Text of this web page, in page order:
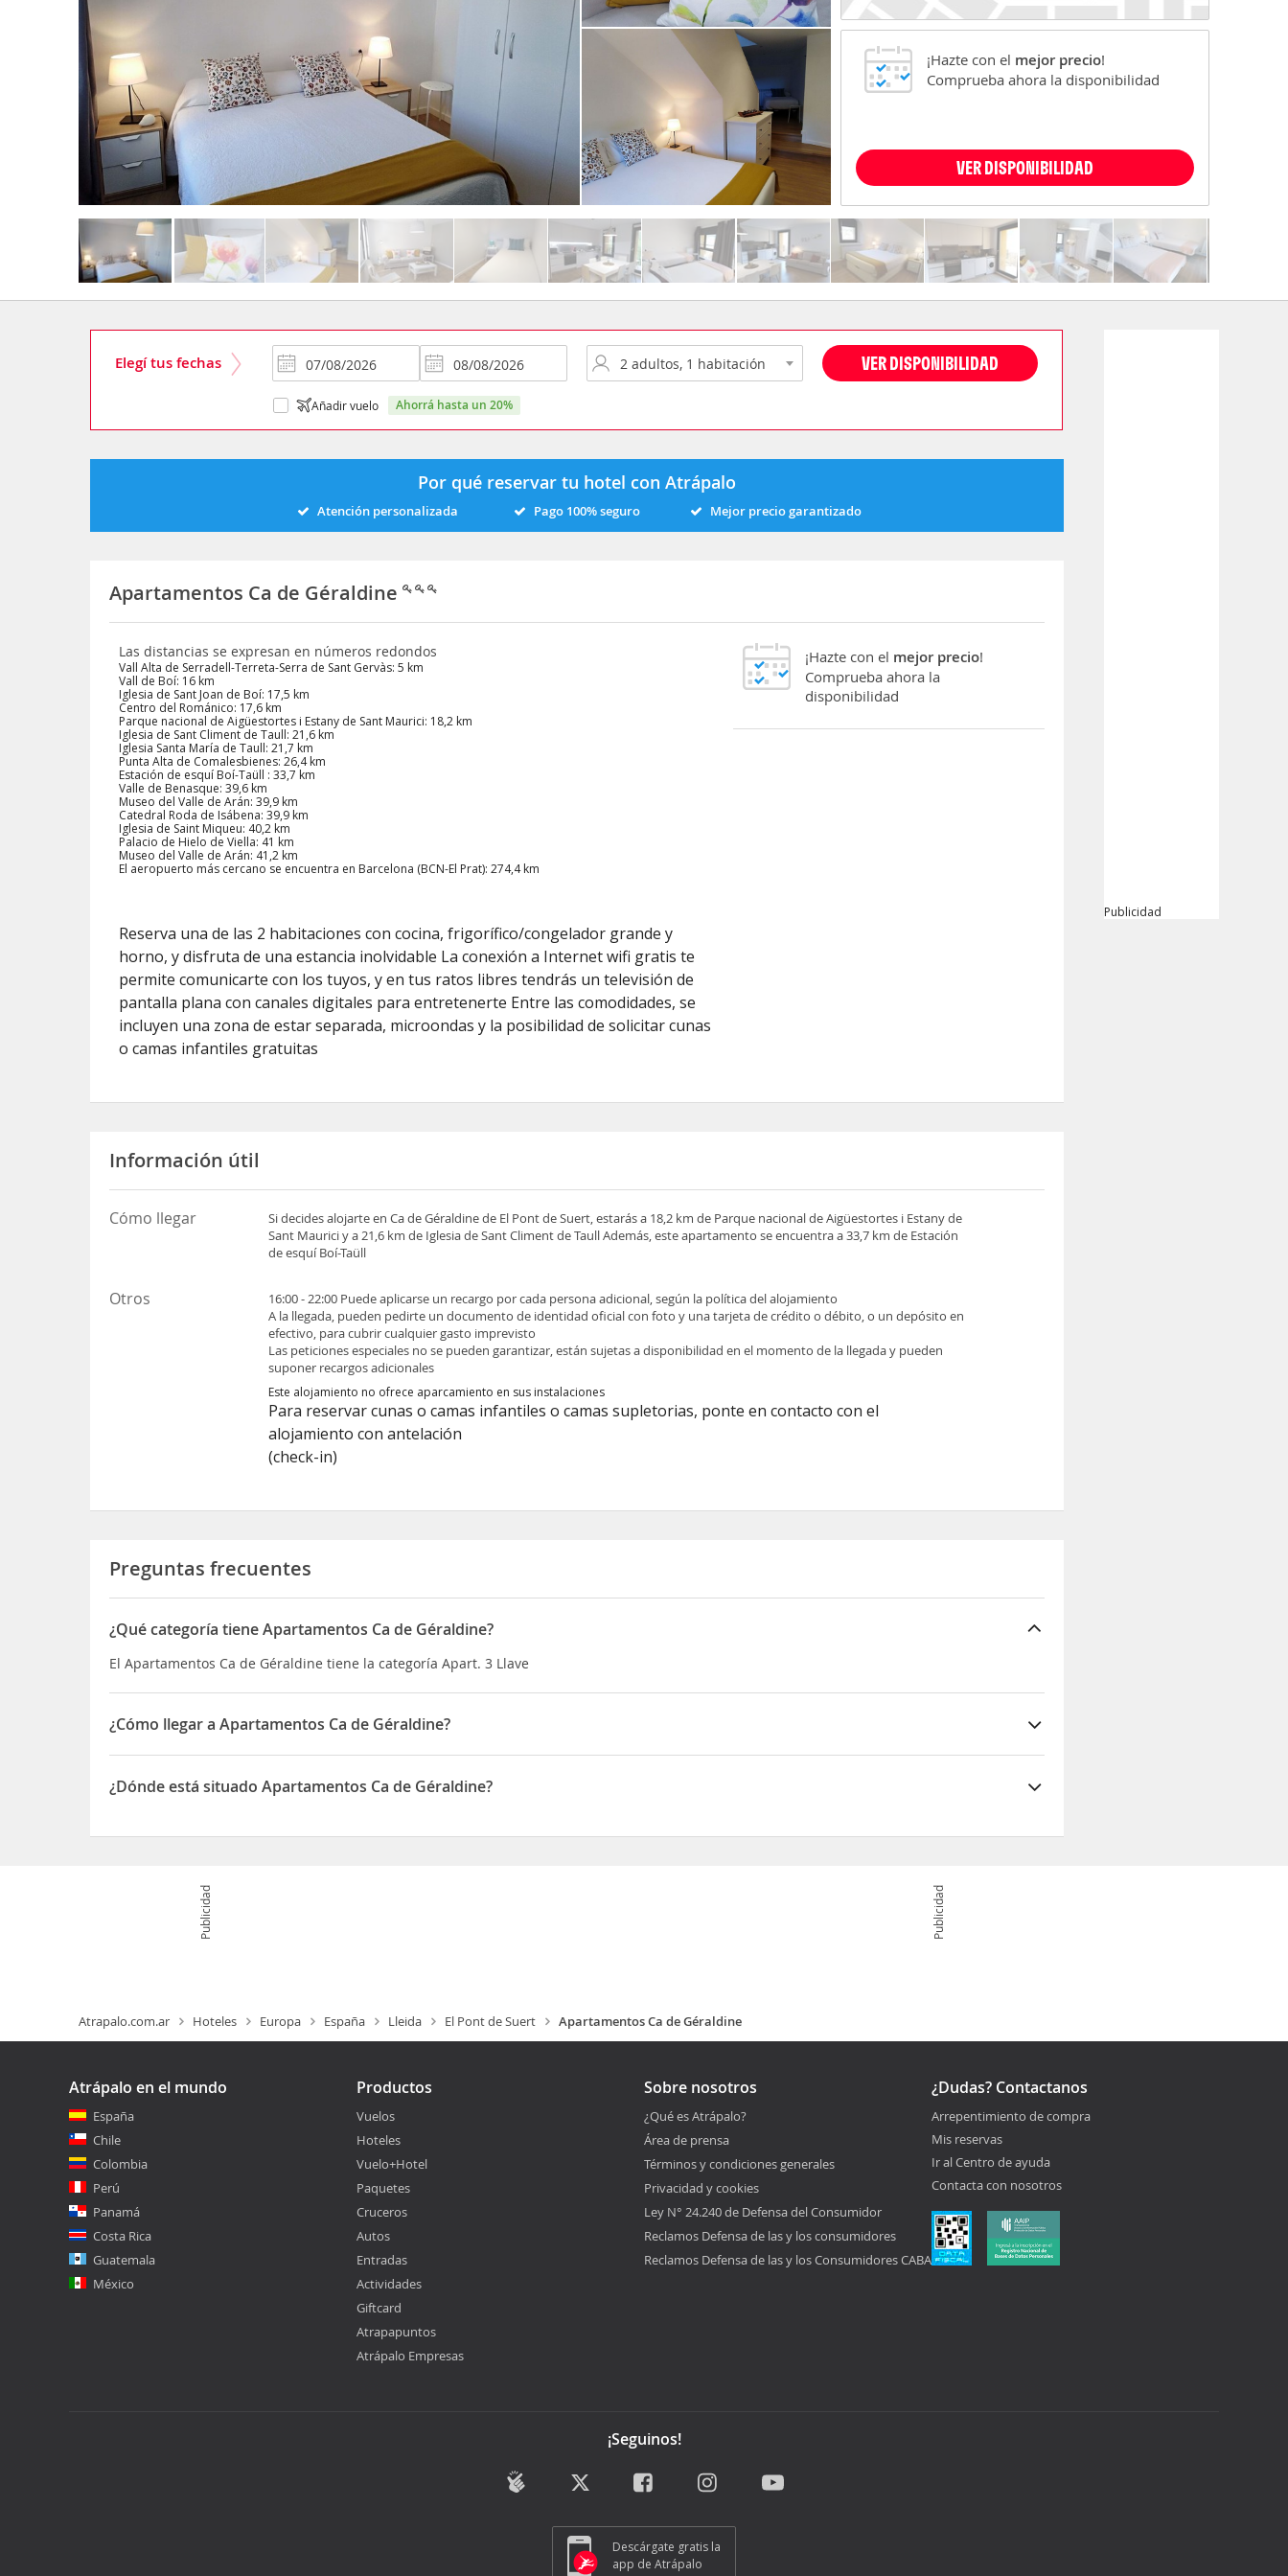
¡Hazte con el mejor precio!
Comprueba ahora la disponibilidad
VER DISPONIBILIDAD
Elegí tus fechas VER DISPONIBILIDAD
Añadir vuelo ahorrá hasta un 20%
Por qué reservar tu hotel con Atrápalo
Atención personalizada Pago 100% seguro Mejor precio garantizado
Apartamentos Ca de Géraldine
Las distancias se expresan en números redondos
Vall Alta de Serradell-Terreta-Serra de Sant Gervàs: 5 km
Vall de Boí: 16 km
Iglesia de Sant Joan de Boí: 17,5 km
Centro del Románico: 17,6 km
Parque nacional de Aigüestortes i Estany de Sant Maurici: 18,2 km
Iglesia de Sant Climent de Taull: 21,6 km
Iglesia Santa María de Taull: 21,7 km
Punta Alta de Comalesbienes: 26,4 km
Estación de esquí Boí-Taüll : 33,7 km
Valle de Benasque: 39,6 km
Museo del Valle de Arán: 39,9 km
Catedral Roda de Isábena: 39,9 km
Iglesia de Saint Miqueu: 40,2 km
Palacio de Hielo de Viella: 41 km
Museo del Valle de Arán: 41,2 km
El aeropuerto más cercano se encuentra en Barcelona (BCN-El Prat): 274,4 km
Reserva una de las 2 habitaciones con cocina, frigorífico/congelador grande y
horno, y disfruta de una estancia inolvidable La conexión a Internet wifi gratis te
permite comunicarte con los tuyos, y en tus ratos libres tendrás un televisión de
pantalla plana con canales digitales para entretenerte Entre las comodidades, se
incluyen una zona de estar separada, microondas y la posibilidad de solicitar cunas
o camas infantiles gratuitas
¡Hazte con el mejor precio!
Comprueba ahora la
disponibilidad
Información útil
Cómo llegar
Si decides alojarte en Ca de Géraldine de El Pont de Suert, estarás a 18,2 km de Parque nacional de Aigüestortes i Estany de
Sant Maurici y a 21,6 km de Iglesia de Sant Climent de Taull Además, este apartamento se encuentra a 33,7 km de Estación
de esquí Boí-Taüll
Otros
16:00 - 22:00 Puede aplicarse un recargo por cada persona adicional, según la política del alojamiento
A la llegada, pueden pedirte un documento de identidad oficial con foto y una tarjeta de crédito o débito, o un depósito en
efectivo, para cubrir cualquier gasto imprevisto
Las peticiones especiales no se pueden garantizar, están sujetas a disponibilidad en el momento de la llegada y pueden
suponer recargos adicionales
Este alojamiento no ofrece aparcamiento en sus instalaciones
Para reservar cunas o camas infantiles o camas supletorias, ponte en contacto con el
alojamiento con antelación
(check-in)
Preguntas frecuentes
¿Qué categoría tiene Apartamentos Ca de Géraldine?
El Apartamentos Ca de Géraldine tiene la categoría Apart. 3 Llave
¿Cómo llegar a Apartamentos Ca de Géraldine?
Si decides alojarte en Ca de Géraldine de El Pont de Suert, estarás a 18,2 km de Parque nacional de Aigüestortes i Estany de Sant
Maurici y a 21,6 km de Iglesia de Sant Climent de Taull Además, este apartamento se encuentra a 33,7 km de Estación de esquí Boí-Taüll
¿Dónde está situado Apartamentos Ca de Géraldine?
Publicidad
Publicidad Publicidad
Atrapalo.com.ar Hoteles Europa España Lleida El Pont de Suert Apartamentos Ca de Géraldine
Atrápalo en el mundo
España
Chile
Colombia
Perú
Panamá
Costa Rica
Guatemala
México
Productos
Vuelos
Hoteles
Vuelo+Hotel
Paquetes
Cruceros
Autos
Entradas
Actividades
Giftcard
Atrapapuntos
Atrápalo Empresas
Sobre nosotros
¿Qué es Atrápalo?
Área de prensa
Términos y condiciones generales
Privacidad y cookies
Ley N° 24.240 de Defensa del Consumidor
Reclamos Defensa de las y los consumidores
Reclamos Defensa de las y los Consumidores CABA
¿Dudas? Contactanos
Arrepentimiento de compra
Mis reservas
Ir al Centro de ayuda
Contacta con nosotros
¡Seguinos!
Descárgate gratis la
app de Atrápalo